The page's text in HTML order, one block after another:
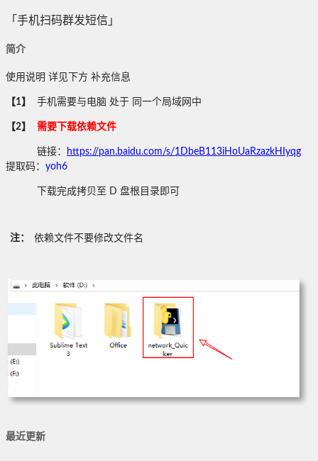
「手机扫码群发短信」
简介
使用说明 详见下方 补充信息
【1】 手机需要与电脑 处于 同一个局域网中
【2】 需要下载依赖文件
链接：
https://pan.baidu.com/s/1DbeB113iHoUaRzazkHIyqg
提取码： yoh6
下载完成拷贝至 D 盘根目录即可
注： 依赖文件不要修改文件名
最近更新